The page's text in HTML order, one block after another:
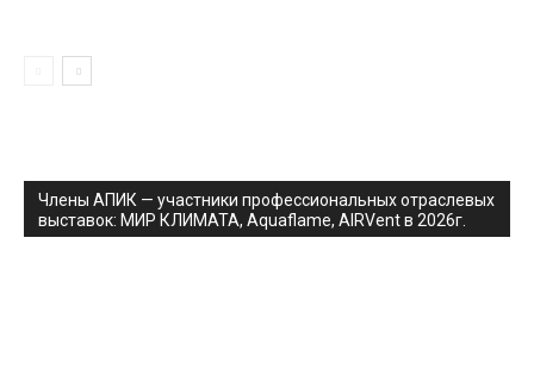
Члены АПИК — участники профессиональных отраслевых
выставок: МИР КЛИМАТА, Aquaflame, AIRVent в 2026г.